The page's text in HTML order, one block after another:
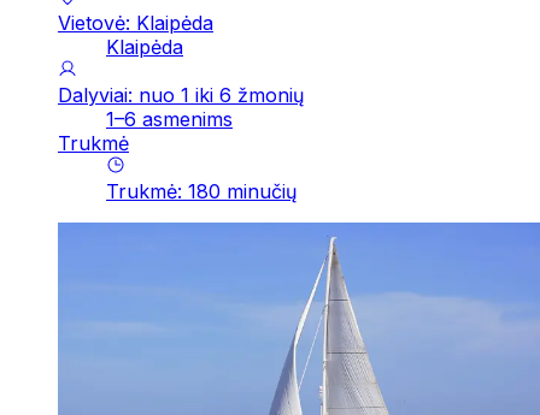
Vietovė: Klaipėda
Klaipėda
Dalyviai: nuo 1 iki 6 žmonių
1–6 asmenims
Trukmė
Trukmė: 180 minučių